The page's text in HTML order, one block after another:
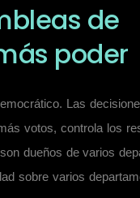
de
poder
Las
votos, controla los
dueños de varios
sobre varios